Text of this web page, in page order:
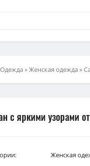
Одежда»Женская одежда»
с яркими узорами
Женская